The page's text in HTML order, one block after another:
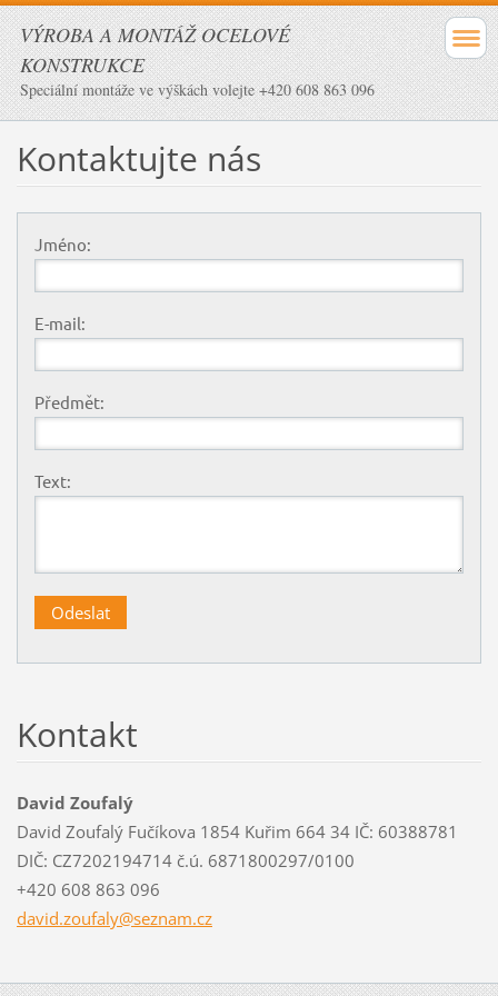
VÝROBA A MONTÁŽ OCELOVÉ
KONSTRUKCE
Speciální montáže ve výškách volejte +420 608 863 096
Kontaktujte nás
Jméno:
E-mail:
Předmět:
Text:
Kontakt
David Zoufalý
David Zoufalý Fučíkova 1854 Kuřim 664 34 IČ: 60388781
DIČ: CZ7202194714 č.ú. 6871800297/0100
+420 608 863 096
david.zoufaly@seznam.cz